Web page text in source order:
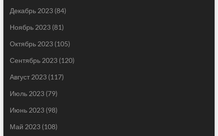
Декабрь 2023(84)
Ноябрь 2023(81)
Октябрь 2023(105)
Сентябрь 2023(120)
Август 2023(117)
Июль 2023(79)
Июнь 2023(98)
Май 2023(108)